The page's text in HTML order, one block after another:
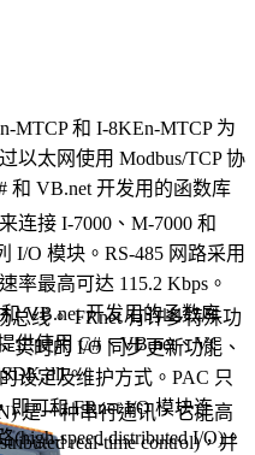
MTCP 和 I-8KEn-MTCP 为
以太网使用 Modbus/TCP 协
和 VB.net 开发用的函数库
连接 I-7000、M-7000 和
I/O 模块。RS-485 网路采用
率最高可达 115.2 Kbps。
VB.net 开发用的函数库
供使用 C#、VB.net、VC
。
总线。 FRnet 有许多特殊功
实时的 I/O 同步更新功能、
设定及维护方式。PAC 只
即可和 FRnet I/O 模块连
speed distributed I/O)。
是一种串行通讯，它能高
real-time control)，并